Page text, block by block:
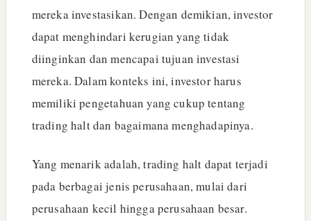
mereka investasikan. Dengan demikian, investor
dapat menghindari kerugian yang tidak
diinginkan dan mencapai tujuan investasi
mereka. Dalam konteks ini, investor harus
memiliki pengetahuan yang cukup tentang
trading halt dan bagaimana menghadapinya.
Yang menarik adalah, trading halt dapat terjadi
pada berbagai jenis perusahaan, mulai dari
perusahaan kecil hingga perusahaan besar.